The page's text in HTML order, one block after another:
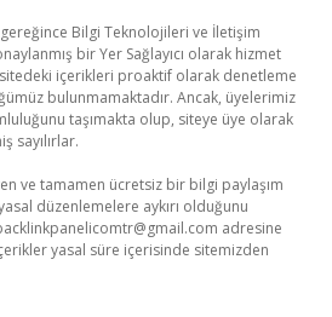
gereğince Bilgi Teknolojileri ve İletişim
bir Yer Sağlayıcı olarak hizmet
içerikleri proaktif olarak denetleme
bulunmamaktadır. Ancak, üyelerimiz
taşımakta olup, siteye üye olarak
sayılırlar.
ve tamamen ücretsiz bir bilgi paylaşım
düzenlemelere aykırı olduğunu
adresine
yasal süre içerisinde sitemizden